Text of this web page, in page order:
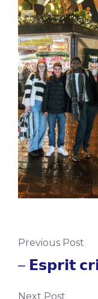
Previous Post
– 𝗘𝘀𝗽𝗿𝗶𝘁
Next Post